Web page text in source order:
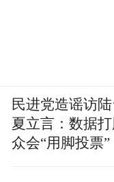
民进党造谣访陆
夏立言：数据
众会“用脚投票”